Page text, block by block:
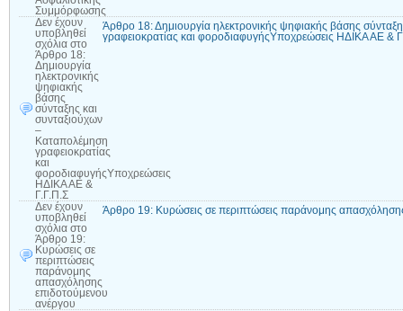
Συμμόρφωσης
Δεν έχουν
υποβληθεί
σχόλια στο
Άρθρο 18:
Δημιουργία
ηλεκτρονικής
ψηφιακής
βάσης
σύνταξης και
συνταξιούχων
–
Καταπολέμηση
γραφειοκρατίας
και
φοροδιαφυγήςΥποχρεώσεις
ΗΔΙΚΑ ΑΕ &
Γ.Γ.Π.Σ
Άρθρο 18: Δημιουργία ηλεκτρονικής ψηφιακής βάσης
γραφειοκρατίας και φοροδιαφυγήςΥποχρεώσεις ΗΔΙΚΑ ΑΕ &
Δεν έχουν
υποβληθεί
σχόλια στο
Άρθρο 19:
Κυρώσεις σε
περιπτώσεις
παράνομης
απασχόλησης
επιδοτούμενου
ανέργου
Άρθρο 19: Κυρώσεις σε περιπτώσεις παράνομης